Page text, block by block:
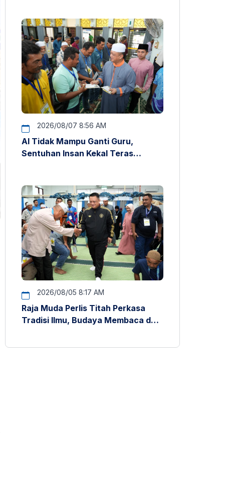
2026/08/07 8:56 AM
AI Tidak Mampu Ganti Guru,
Sentuhan Insan Kekal Teras
2026/08/05 8:17 AM
Raja Muda Perlis Titah Perkasa
Tradisi Ilmu, Budaya Membaca dan